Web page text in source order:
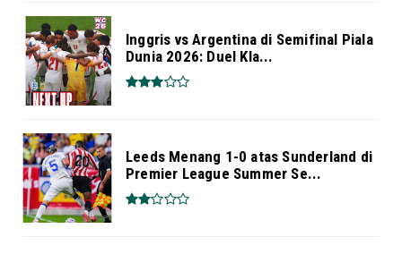
Inggris vs Argentina di Semifinal Piala
Dunia 2026: Duel Kla...
Leeds Menang 1-0 atas Sunderland di
Premier League Summer Se...